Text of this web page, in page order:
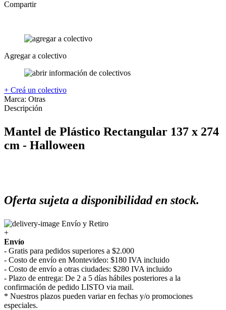
Compartir
Agregar a colectivo
+ Creá un colectivo
Marca: Otras
Descripción
Mantel de Plástico Rectangular 137 x 274
cm - Halloween
Oferta sujeta a disponibilidad en stock.
Envío y Retiro
+
Envío
- Gratis para pedidos superiores a $2.000
- Costo de envío en Montevideo: $180 IVA incluido
- Costo de envío a otras ciudades: $280 IVA incluido
- Plazo de entrega: De 2 a 5 días hábiles posteriores a la
confirmación de pedido LISTO via mail.
* Nuestros plazos pueden variar en fechas y/o promociones
especiales.